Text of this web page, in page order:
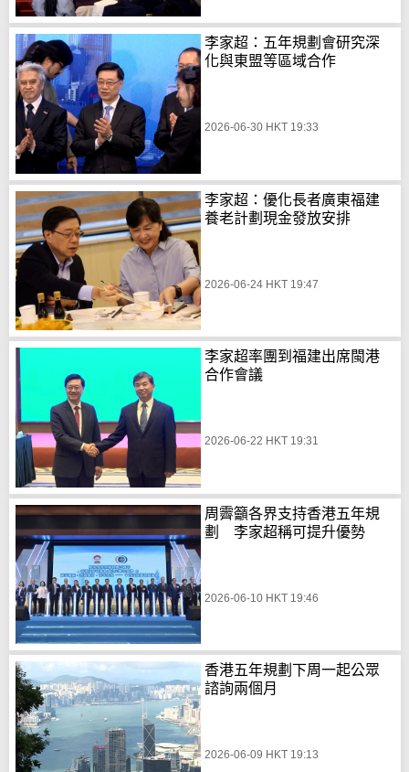
李家超：五年規劃會研究深
化與東盟等區域合作
2026-06-30 HKT 19:33
李家超：優化長者廣東福建
養老計劃現金發放安排
2026-06-24 HKT 19:47
李家超率團到福建出席閩港
合作會議
2026-06-22 HKT 19:31
周霽籲各界支持香港五年規
劃 李家超稱可提升優勢
2026-06-10 HKT 19:46
香港五年規劃下周一起公眾
諮詢兩個月
2026-06-09 HKT 19:13